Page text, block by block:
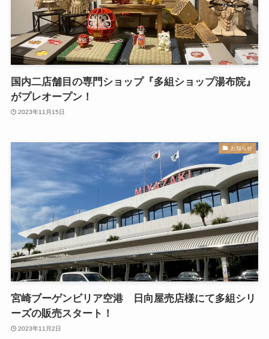
国内二店舗目の専門ショップ『多組ショップ湯布院』
がプレオープン！
2023年11月15日
お知らせ
宮崎ブーゲンビリア空港 日向屋売店様にて多組シリ
ーズの販売スタート！
2023年11月2日